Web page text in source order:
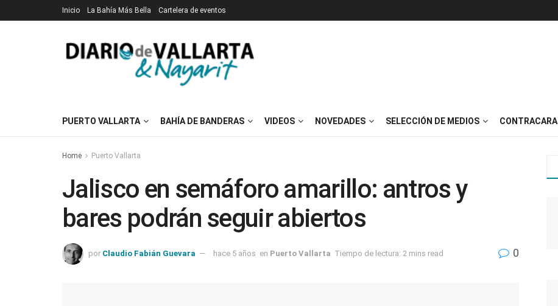
Inicio La Bahía Más Bella Cartelera de eventos
PUERTO VALLARTA BAHÍA DE BANDERAS VIDEOS NOVEDADES SELECCIÓN DE MEDIOS CONTRACARA
Home Puerto Vallarta
Jalisco en semáforo amarillo: antros y
bares podrán seguir abiertos
por Claudio Fabián Guevara hace 5 años en Puerto Vallarta Tiempo de lectura: 2 mins read 0